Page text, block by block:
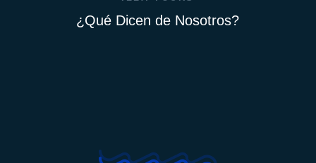
¿Qué Dicen de Nosotros?